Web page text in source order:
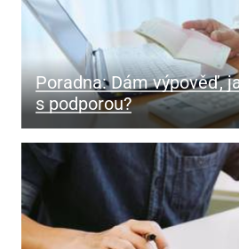
Poradna: Dám výpověď,
s podporou?